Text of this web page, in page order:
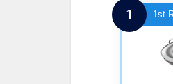
1 1st